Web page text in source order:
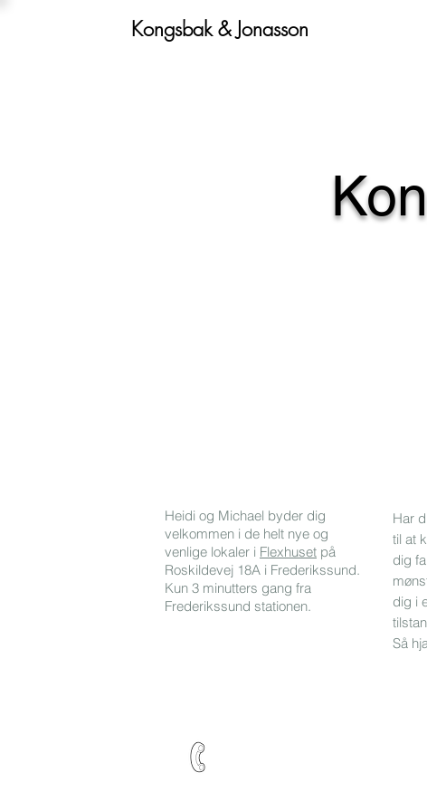
Kongsbak & Jonasson
Heidi og Michael byder dig
velkommen i de helt nye og
venlige lokaler i Flexhuset på
Roskildevej 18A i Frederikssund.
Kun 3 minutters gang fra
Frederikssund stationen.
Har
til at
dig
dig i
Så